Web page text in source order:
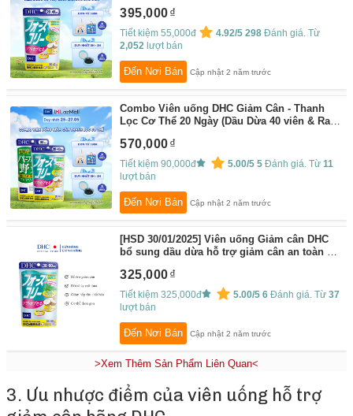
395,000
Tiết kiệm 55,000đ 4.92/5 298 Đánh giá. Từ
2,052 lượt bán
Đến Nơi Bán Cập nhật 2 năm trước
Combo Viên uống DHC Giảm Cân - Thanh
Lọc Cơ Thể 20 Ngày (Dầu Dừa 40 viên & Rau
570,000
Tiết kiệm 90,000đ 5.00/5 5 Đánh giá. Từ11
lượt bán
Đến Nơi Bán Cập nhật 2 năm trước
[HSD 30/01/2025] Viên uống Giảm cân DHC
bổ sung dầu dừa hỗ trợ giảm cân an toàn và
325,000
Tiết kiệm 325,000đ 5.00/5 6 Đánh giá. Từ37
lượt bán
Đến Nơi Bán Cập nhật 2 năm trước
>Xem Thêm Sản Phẩm Liên Quan<
3. Ưu nhược điểm của viên uống hỗ trợ